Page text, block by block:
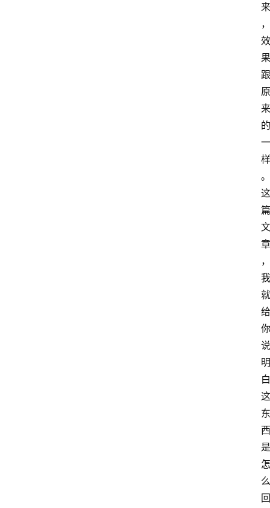
来
，
效
果
跟
原
来
的
一
样
。
这
篇
文
章
，
我
就
给
你
说
明
白
这
东
西
是
怎
么
回